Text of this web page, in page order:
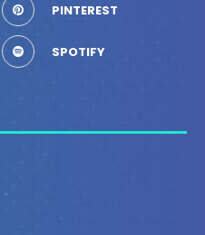
PINTEREST
SPOTIFY